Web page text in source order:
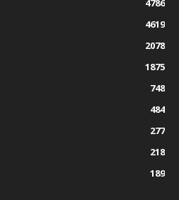
4786
4619
2078
1875
748
484
277
218
189